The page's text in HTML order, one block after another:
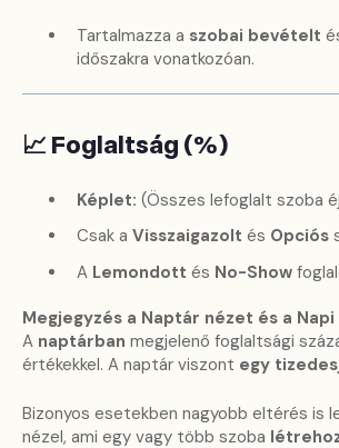
Tartalmazza a szobai bevételt
időszakra vonatkozóan.
📈 Foglaltság (%)
Képlet: (Összes lefoglalt szoba
Csak a Visszaigazolt és Opciós
A Lemondott és No-Show
Megjegyzés a Naptár nézet és a
A naptárban megjelenő foglaltsági
értékekkel. A naptár viszont egy
Bizonyos esetekben nagyobb eltérés is
nézel, ami egy vagy több szoba